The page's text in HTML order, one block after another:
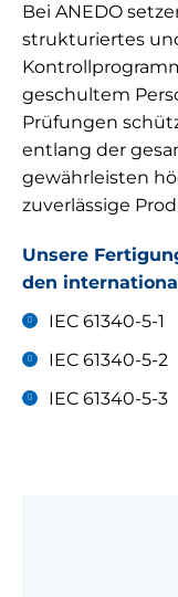
Bei ANEDO
strukturiertes
geschultem
Prüfungen
entlang der
gewährleisten
zuverlässige
Unsere
den
IEC 61340-5-1
IEC 61340-5-2
IEC 61340-5-3